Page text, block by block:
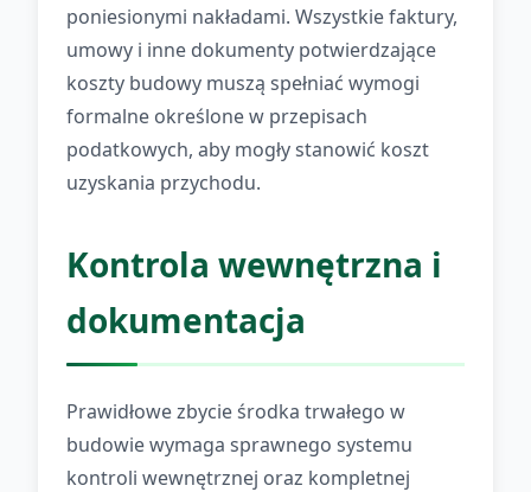
poniesionymi nakładami. Wszystkie faktury,
umowy i inne dokumenty potwierdzające
koszty budowy muszą spełniać wymogi
formalne określone w przepisach
podatkowych, aby mogły stanowić koszt
uzyskania przychodu.
Kontrola wewnętrzna i
dokumentacja
Prawidłowe zbycie środka trwałego w
budowie wymaga sprawnego systemu
kontroli wewnętrznej oraz kompletnej